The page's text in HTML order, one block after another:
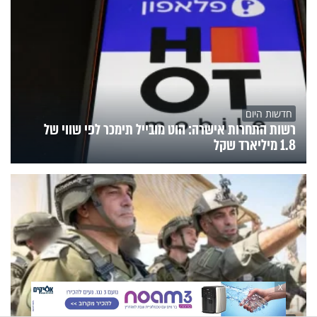
חדשות היום
רשות התחרות אישרה: הוט מובייל תימכר לפי שווי של
1.8 מיליארד שקל
X